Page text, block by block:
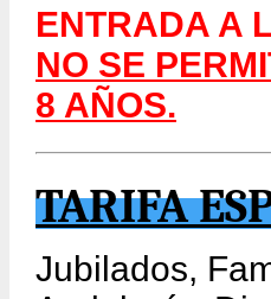
ENTRADA A
NO SE
8 AÑOS.
TARIFA
Jubilados,